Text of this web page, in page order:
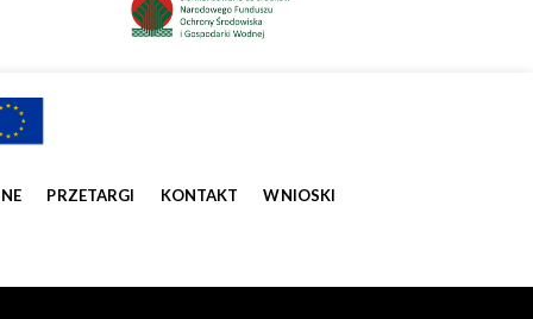
PRZETARGI KONTAKT WNIOSKI